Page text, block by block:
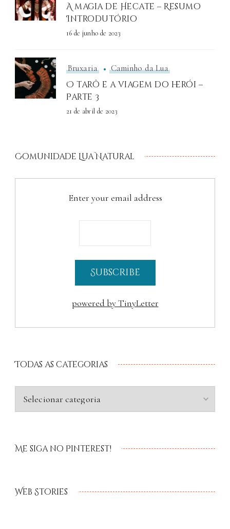
A magia de Hecate – Resumo
Introdutório
16 de junho de 2023
Bruxaria Caminho da Lua
O tarô e a viagem do herói –
Parte 3
21 de abril de 2023
Comunidade Lua Natural
Enter your email address
powered by TinyLetter
Todas as categorias
Me siga no Pinterest!
Web Stories